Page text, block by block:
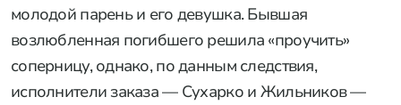
молодой парень и его девушка. Бывшая
возлюбленная погибшего решила «проучить»
соперницу, однако, по данным следствия,
исполнители заказа — Сухарко и Жильников —